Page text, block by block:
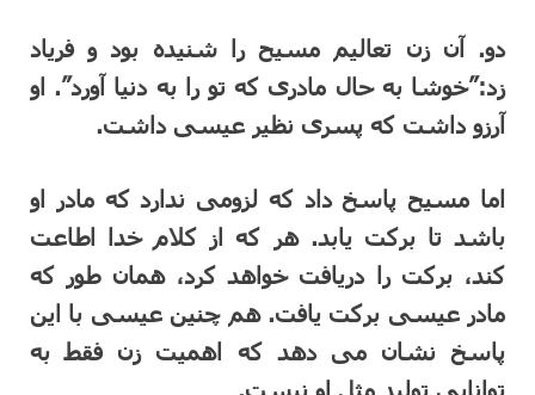
دو. آن زن تعالیم مسیح را شنیده بود و فریاد
زد:”خوشا به حال مادری که تو را به دنیا آورد”. او
آرزو داشت که پسری نظیر عیسی داشت.
اما مسیح پاسخ داد که لزومی ندارد که مادر او
باشد تا برکت یابد. هر که از کلام خدا اطاعت
کند، برکت را دریافت خواهد کرد، همان طور که
مادر عیسی برکت یافت. هم چنین عیسی با این
پاسخ نشان می دهد که اهمیت زن فقط به
توانایی تولید مثل او نیست.